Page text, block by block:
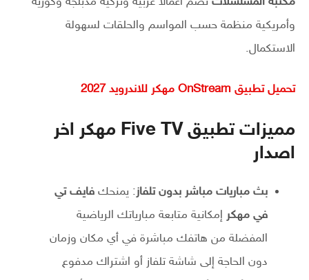
وأمريكية منظمة حسب المواسم والحلقات لسهولة
الاستكمال.
تحميل تطبيق OnStream مهكر للاندرويد 2027
مميزات تطبيق Five TV مهكر اخر
اصدار
بث مباريات مباشر بدون تلفاز: يمنحك فايف تي
في مهكر إمكانية متابعة مبارياتك الرياضية
المفضلة من هاتفك مباشرة في أي مكان وزمان
دون الحاجة إلى شاشة تلفاز أو اشتراك مدفوع